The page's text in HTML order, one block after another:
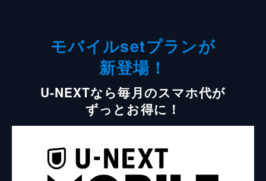
モバイルsetプランが
新登場！
U-NEXTなら毎月のスマホ代が
ずっとお得に！